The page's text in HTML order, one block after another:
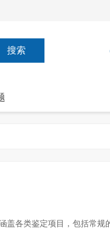
搜索
盖各类鉴定项目，包括常规